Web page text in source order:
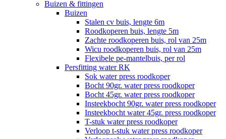
Buizen & fittingen
Buizen
Stalen cv buis, lengte 6m
Roodkoperen buis, lengte 5m
Zachte roodkoperen buis, rol van 25m
Wicu roodkoperen buis, rol van 25m
Flexibele pe-mantelbuis, per rol
Persfitting water RK
Sok water press roodkoper
Bocht 90gr. water press roodkoper
Bocht 45gr. water press roodkoper
Insteekbocht 90gr. water press roodkoper
Insteekbocht water 45gr. press roodkoper
T-stuk water press roodkoper
Verloop t-stuk water press roodkoper